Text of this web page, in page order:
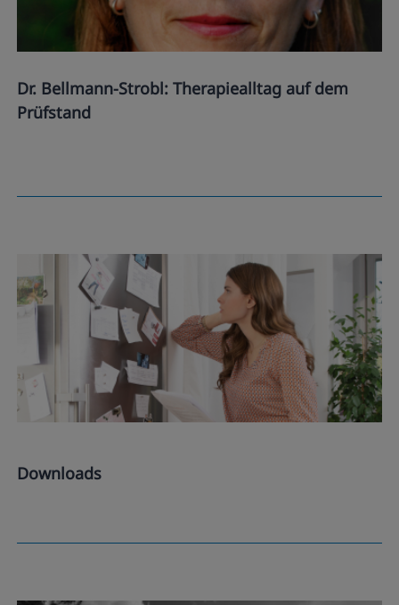
Dr. Bellmann-Strobl: Therapiealltag auf dem
Prüfstand
Downloads